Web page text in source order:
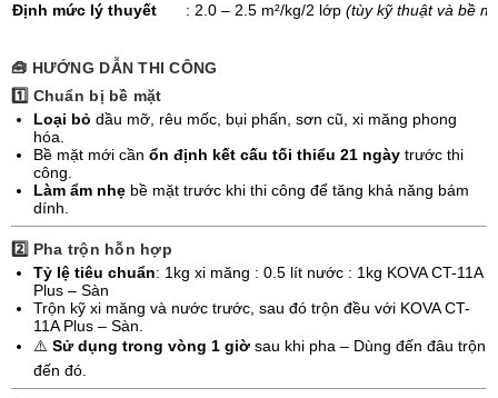
Định mức lý thuyết
: 2.0 – 2.5 m²/kg/2 lớp (tùy kỹ thuật và bề
🧰 HƯỚNG DẪN THI CÔNG
1️⃣ Chuẩn bị bề mặt
Loại bỏ dầu mỡ, rêu mốc, bụi phấn, sơn cũ, xi măng phong
hóa.
Bề mặt mới cần ổn định kết cấu tối thiểu 21 ngày trước thi
công.
Làm ẩm nhẹ bề mặt trước khi thi công để tăng khả năng bám
dính.
2️⃣ Pha trộn hỗn hợp
Tỷ lệ tiêu chuẩn: 1kg xi măng : 0.5 lít nước : 1kg KOVA CT-11A
Plus – Sàn
Trộn kỹ xi măng và nước trước, sau đó trộn đều với KOVA CT-
11A Plus – Sàn.
⚠️ Sử dụng trong vòng 1 giờ sau khi pha – Dùng đến đâu trộn
đến đó.